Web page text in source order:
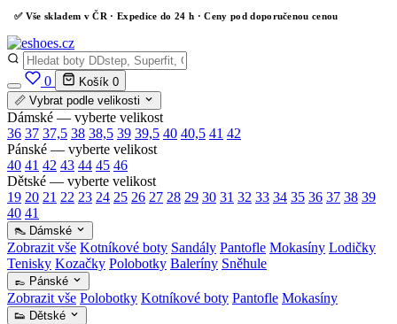
✅ Vše skladem v ČR · Expedice do 24 h · Ceny pod doporučenou cenou
0 Košík 0
📏 Vybrat podle velikosti
Dámské — vyberte velikost
36 37 37,5 38 38,5 39 39,5 40 40,5 41 42
Pánské — vyberte velikost
40 41 42 43 44 45 46
Dětské — vyberte velikost
19 20 21 22 23 24 25 26 27 28 29 30 31 32 33 34 35 36 37 38 39
40 41
👠 Dámské
Zobrazit vše Kotníkové boty Sandály Pantofle Mokasíny Lodičky
Tenisky Kozačky Polobotky Baleríny Sněhule
👞 Pánské
Zobrazit vše Polobotky Kotníkové boty Pantofle Mokasíny
👟 Dětské